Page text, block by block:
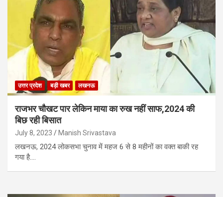
उत्तर प्रदेश बड़ी खबर लखनऊ
राजभर चौखट पार लेकिन माया का रुख नहीं साफ,2024 की
बिछ रही बिसात
July 8, 2023 Manish Srivastava
लखनऊ, 2024 लोकसभा चुनाव में महज 6 से 8 महीनों का वक्त बाकी रह
गया है.…